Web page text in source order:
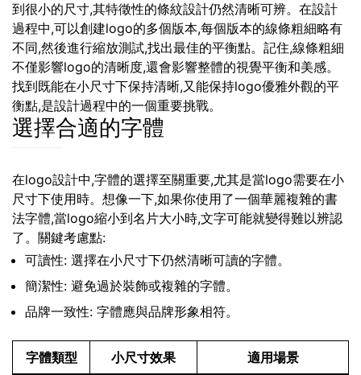
到很小的尺寸,其特徵性的條紋設計仍然清晰可辨。在設計
過程中,可以創建logo的多個版本,每個版本的線條粗細略有
不同,然後進行縮放測試,找出最佳的平衡點。記住,線條粗細
不僅影響logo的清晰度,還會影響整體的視覺平衡和美感。
找到既能在小尺寸下保持清晰,又能保持logo優雅外觀的平
衡點,是設計過程中的一個重要挑戰。
選擇合適的字體
在logo設計中,字體的選擇至關重要,尤其是當logo需要在小
尺寸下使用時。想像一下,如果你使用了一個華麗複雜的書
法字體,當logo縮小到名片大小時,文字可能就變得難以辨認
了。關鍵考慮點:
可讀性: 選擇在小尺寸下仍然清晰可讀的字體。
簡潔性: 避免過於裝飾或複雜的字體。
品牌一致性: 字體應與品牌形象相符。
字體類型 小尺寸效果 適用場景